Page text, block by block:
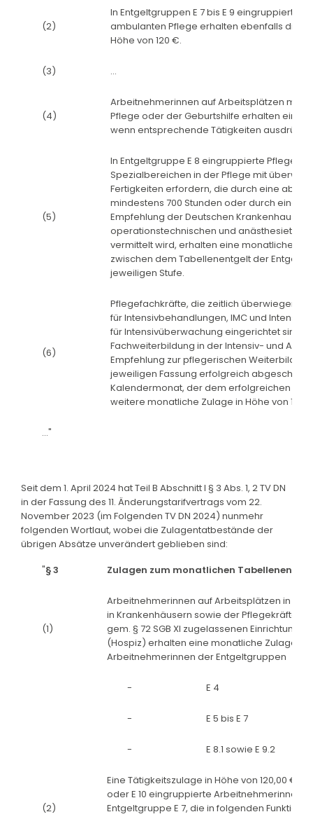
(2)
In Entgeltgruppen E 7 bis E 9 eingruppierte
ambulanten Pflege erhalten ebenfalls die
Höhe von 120 €.
(3) ...
(4)
Arbeitnehmerinnen auf Arbeitsplätzen mit
Pflege oder der Geburtshilfe erhalten eine
wenn entsprechende Tätigkeiten
(5)
In Entgeltgruppe E 8 eingruppierte
Spezialbereichen in der Pflege mit
Fertigkeiten erfordern, die durch eine
mindestens 700 Stunden oder durch eine
Empfehlung der Deutschen
operationstechnischen und
vermittelt wird, erhalten eine monatliche
zwischen dem Tabellenentgelt der
jeweiligen Stufe.
(6)
Pflegefachkräfte, die zeitlich überwiegend
für Intensivbehandlungen, IMC und
für Intensivüberwachung eingerichtet sind)
Fachweiterbildung in der Intensiv- und
Empfehlung zur pflegerischen
jeweiligen Fassung erfolgreich
Kalendermonat, der dem erfolgreichen
weitere monatliche Zulage in Höhe von 150
..."
Seit dem 1. April 2024 hat Teil B Abschnitt I § 3 Abs. 1, 2 TV DN
in der Fassung des 11. Änderungstarifvertrags vom 22.
November 2023 (im Folgenden TV DN 2024) nunmehr
folgenden Wortlaut, wobei die Zulagentatbestände der
übrigen Absätze unverändert geblieben sind:
"§ 3 Zulagen zum monatlichen
(1)
Arbeitnehmerinnen auf Arbeitsplätzen in
in Krankenhäusern sowie der Pflegekräfte,
gem. § 72 SGB XI zugelassenen
(Hospiz) erhalten eine monatliche Zulage
Arbeitnehmerinnen der Entgeltgruppen
- E 4
- E 5 bis E 7
- E 8.1 sowie E 9.2
(2)
Eine Tätigkeitszulage in Höhe von 120,00 €
oder E 10 eingruppierte Arbeitnehmerinnen,
Entgeltgruppe E 7, die in folgenden